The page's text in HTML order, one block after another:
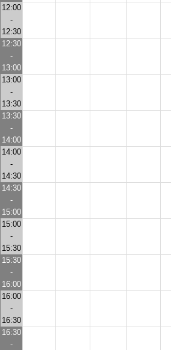
12:00
-
12:30
12:30
-
13:00
13:00
-
13:30
13:30
-
14:00
14:00
-
14:30
14:30
-
15:00
15:00
-
15:30
15:30
-
16:00
16:00
-
16:30
16:30
-